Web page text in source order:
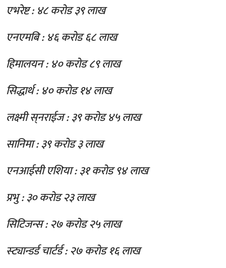
एभरेष्ट : ४८ करोड ३९ लाख
एनएमबि : ४६ करोड ६८ लाख
हिमालयन : ४० करोड ८९ लाख
सिद्धार्थ : ४० करोड १४ लाख
लक्ष्मी स्‌नराईज : ३९ करोड ४५ लाख
सानिमा : ३९ करोड ३ लाख
एनआईसी एशिया : ३१ करोड ९४ लाख
प्रभु : ३० करोड २३ लाख
सिटिजन्स : २७ करोड २५ लाख
स्ट्यान्डर्ड चार्टर्ड : २७ करोड १६ लाख